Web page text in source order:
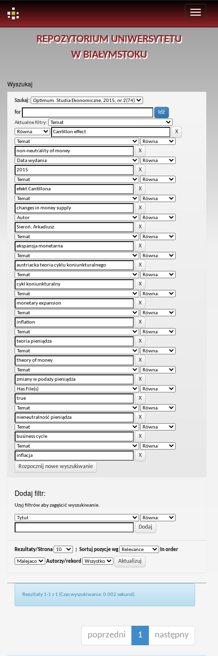
REPOZYTORIUM UNIWERSYTETU
W BIAŁYMSTOKU
Wyszukaj
Szukaj:
for
Aktualne filtry:
Rozpocznij nowe wyszukiwanie
Dodaj filtr:
Uzyj filtrów aby zagęścić wyszukiwanie.
Rezultaty/Strona Sortuj pozycje wg In order
Autorzy/rekord
Rezultaty 1-1 z 1 (Czas wyszukiwania: 0.002 sekund).
poprzedni 1 następny